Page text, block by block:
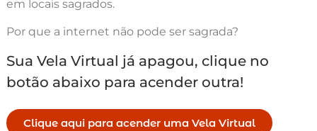
em locais sagrados.
Por que a internet não pode ser sagrada?
Sua Vela Virtual já apagou, clique no
botão abaixo para acender outra!
Clique aqui para acender uma Vela Virtual